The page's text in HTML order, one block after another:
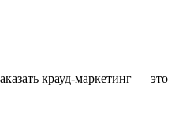
крауд-маркетинг — это